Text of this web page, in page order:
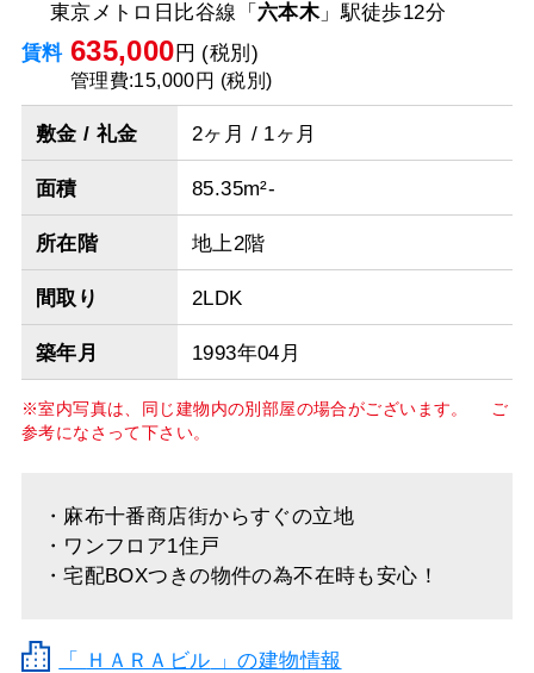
東京メトロ日比谷線「 六本木」駅徒歩12分
賃料 635,000 円 (税別)
管理費:15,000円 (税別)
敷金 / 礼金 2ヶ月 / 1ヶ月
面積 85.35m²-
所在階 地上2階
間取り 2LDK
築年月 1993年04月
※室内写真は、同じ建物内の別部屋の場合がございます。 ご
参考になさって下さい。
・麻布十番商店街からすぐの立地
・ワンフロア1住戸
・宅配BOXつきの物件の為不在時も安心！
「 ＨＡＲＡビル 」の建物情報